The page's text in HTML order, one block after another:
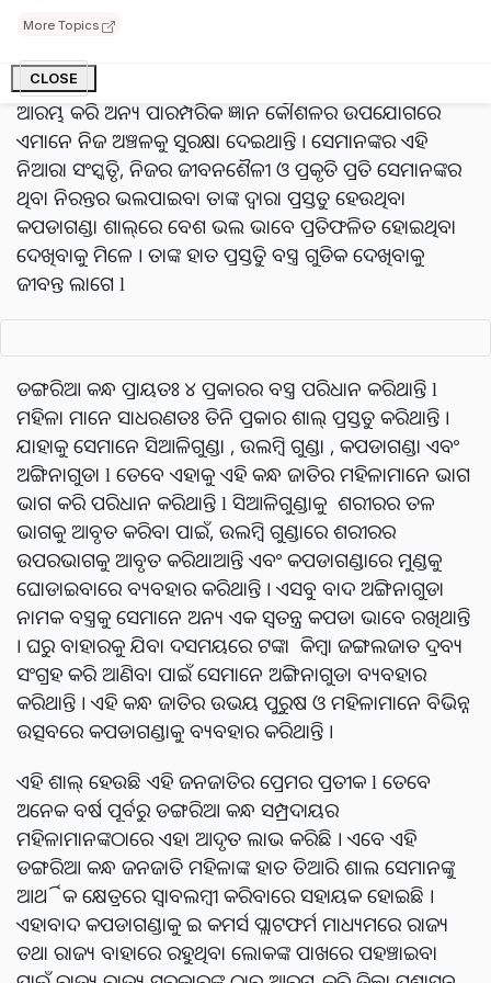
More Topics
CLOSE
ସବୁଠାରୁ ବଡ଼ କଥା ହେଉଛି ଏହି ଜନଜାତି ପ୍ରକୃତିର ଅର୍ଥ ସଠିକ
ବୁଝିଥାନ୍ତି l କିପରି ପ୍ରକୃତିକୁ ସୁରକ୍ଷା ଦେବା, ତାର ସଂରକ୍ଷଣ ଠାରୁ
ଆରମ୍ଭ କରି ଅନ୍ୟ ପାରମ୍ପରିକ ଜ୍ଞାନ କୌଶଳର ଉପଯୋଗରେ
ଏମାନେ ନିଜ ଅଞ୍ଚଳକୁ ସୁରକ୍ଷା ଦେଇଥାନ୍ତି । ସେମାନଙ୍କର ଏହି
ନିଆରା ସଂସ୍କୃତି, ନିଜର ଜୀବନଶୈଳୀ ଓ ପ୍ରକୃତି ପ୍ରତି ସେମାନଙ୍କର
ଥିବା ନିରନ୍ତର ଭଲପାଇବା ତାଙ୍କ ଦ୍ୱାରା ପ୍ରସ୍ତୁତ ହେଉଥିବା
କପଡାଗଣ୍ଡା ଶାଲ୍‌ରେ ବେଶ ଭଲ ଭାବେ ପ୍ରତିଫଳିତ ହୋଇଥିବା
ଦେଖିବାକୁ ମିଳେ । ତାଙ୍କ ହାତ ପ୍ରସ୍ତୁତି ବସ୍ତ୍ର ଗୁଡିକ ଦେଖିବାକୁ
ଜୀବନ୍ତ ଲାଗେ l
ଡଙ୍ଗରିଆ କନ୍ଧ ପ୍ରାୟତଃ ୪ ପ୍ରକାରର ବସ୍ତ୍ର ପରିଧାନ କରିଥାନ୍ତି l
ମହିଳା ମାନେ ସାଧରଣତଃ ତିନି ପ୍ରକାର ଶାଲ୍ ପ୍ରସ୍ତୁତ କରିଥାନ୍ତି ।
ଯାହାକୁ ସେମାନେ ସିଆଳିଗୁଣ୍ଡା , ଉଲମ୍ବି ଗୁଣ୍ଡା , କପଡାଗଣ୍ଡା ଏବଂ
ଅଙ୍ଗିନାଗୁଡା l ତେବେ ଏହାକୁ ଏହି କନ୍ଧ ଜାତିର ମହିଳାମାନେ ଭାଗ
ଭାଗ କରି ପରିଧାନ କରିଥାନ୍ତି l ସିଆଳିଗୁଣ୍ଡାକୁ ଶରୀରର ତଳ
ଭାଗକୁ ଆବୃତ କରିବା ପାଇଁ, ଉଲମ୍ବି ଗୁଣ୍ଡାରେ ଶରୀରର
ଉପରଭାଗକୁ ଆବୃତ କରିଥାଆନ୍ତି ଏବଂ କପଡାଗଣ୍ଡାରେ ମୁଣ୍ଡକୁ
ଘୋଡାଇବାରେ ବ୍ୟବହାର କରିଥାନ୍ତି । ଏସବୁ ବାଦ ଅଙ୍ଗିନାଗୁଡା
ନାମକ ବସ୍ତ୍ରକୁ ସେମାନେ ଅନ୍ୟ ଏକ ସ୍ୱତନ୍ତ୍ର କପଡା ଭାବେ ରଖିଥାନ୍ତି
। ଘରୁ ବାହାରକୁ ଯିବା ଦସମୟରେ ଟଙ୍କା କିମ୍ବା ଜଙ୍ଗଲଜାତ ଦ୍ରବ୍ୟ
ସଂଗ୍ରହ କରି ଆଣିବା ପାଇଁ ସେମାନେ ଅଙ୍ଗିନାଗୁଡା ବ୍ୟବହାର
କରିଥାନ୍ତି । ଏହି କନ୍ଧ ଜାତିର ଉଭୟ ପୁରୁଷ ଓ ମହିଳାମାନେ ବିଭିନ୍ନ
ଉତ୍ସବରେ କପଡାଗଣ୍ଡାକୁ ବ୍ୟବହାର କରିଥାନ୍ତି ।
ଏହି ଶାଲ୍ ହେଉଛି ଏହି ଜନଜାତିର ପ୍ରେମର ପ୍ରତୀକ l ତେବେ
ଅନେକ ବର୍ଷ ପୂର୍ବରୁ ଡଙ୍ଗରିଆ କନ୍ଧ ସମ୍ପ୍ରଦାୟର
ମହିଳାମାନଙ୍କଠାରେ ଏହା ଆଦୃତ ଲାଭ କରିଛି । ଏବେ ଏହି
ଡଙ୍ଗରିଆ କନ୍ଧ ଜନଜାତି ମହିଳାଙ୍କ ହାତ ତିଆରି ଶାଲ ସେମାନଙ୍କୁ
ଆର୍ଥିକ କ୍ଷେତ୍ରରେ ସ୍ୱାବଲମ୍ବୀ କରିବାରେ ସହାୟକ ହୋଇଛି ।
ଏହାବାଦ କପଡାଗଣ୍ଡାକୁ ଇ କମର୍ସ ପ୍ଲାଟଫର୍ମ ମାଧ୍ୟମରେ ରାଜ୍ୟ
ତଥା ରାଜ୍ୟ ବାହାରେ ରହୁଥିବା ଲୋକଙ୍କ ପାଖରେ ପହଞ୍ଚାଇବା